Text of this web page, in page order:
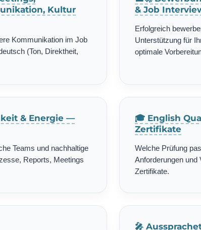
Kultur
Kommunikation im Job
(Ton, Direktheit,
& Job
Erfolgreich
Unterstützung für
optimale
& Energie —
Teams und nachhaltige
Reports, Meetings
🎓 English
Zertifikate
Welche Prüfung
Anforderungen und
Zertifikate.
🎤